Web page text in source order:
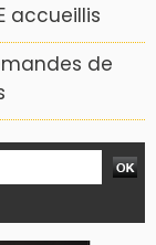
accueillis
de